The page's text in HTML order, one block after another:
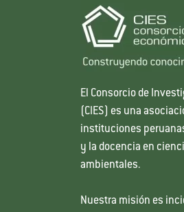
El Consorcio de
(CIES) es una
instituciones
y la docencia en
ambientales.
Nuestra misión es